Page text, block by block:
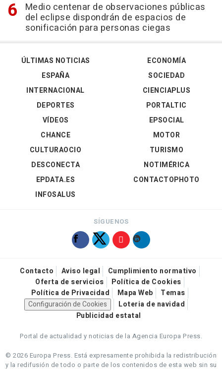
Medio centenar de observaciones públicas
del eclipse dispondrán de espacios de
sonificación para personas ciegas
ÚLTIMAS NOTICIAS
ESPAÑA
INTERNACIONAL
DEPORTES
VÍDEOS
ECONOMÍA
SOCIEDAD
CIENCIAPLUS
PORTALTIC
EPSOCIAL
CHANCE
CULTURAOCIO
DESCONECTA
EPDATA.ES
INFOSALUS
MOTOR
TURISMO
NOTIMÉRICA
CONTACTOPHOTO
SÍGUENOS
Contacto Aviso legal
Cumplimiento normativo
Oferta de servicios
Política de Cookies
Política de Privacidad
Mapa Web
Temas
Configuración de Cookies
Loteria de navidad
Publicidad estatal
Portal de actualidad y noticias de la Agencia Europa Press.
© 2026 Europa Press. Está expresamente prohibida la redistribución
y la redifusión de todo o parte de los contenidos de esta web sin su